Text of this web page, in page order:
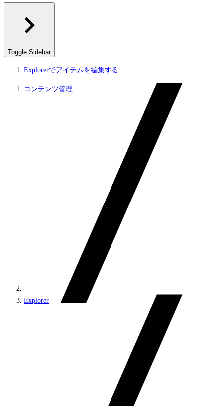
Toggle Sidebar
Explorerでアイテムを編集する
コンテンツ管理
Explorer